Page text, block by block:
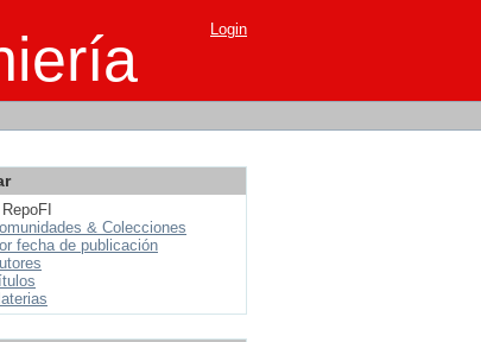
Login
& Colecciones
fecha de publicación